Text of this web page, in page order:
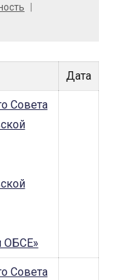
Дата
Совета
ОБСЕ»
Совета